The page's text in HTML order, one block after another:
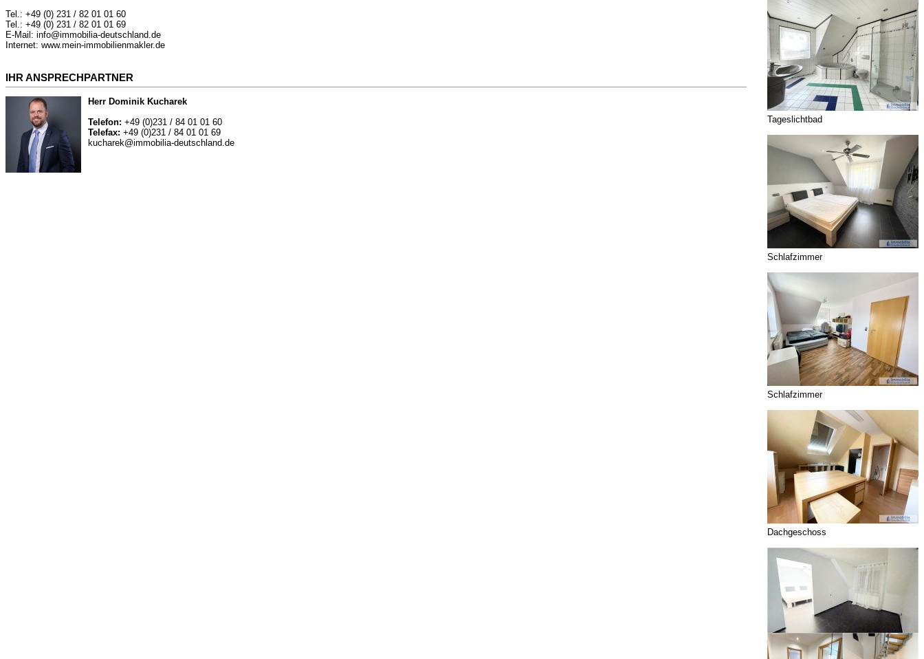
Tel.: +49 (0) 231 / 82 01 01 60
Tel.: +49 (0) 231 / 82 01 01 69
E-Mail: info@immobilia-deutschland.de
Internet: www.mein-immobilienmakler.de
IHR ANSPRECHPARTNER
Herr Dominik Kucharek
Telefon: +49 (0)231 / 84 01 01 60
Telefax: +49 (0)231 / 84 01 01 69
kucharek@immobilia-deutschland.de
Tageslichtbad
Schlafzimmer
Schlafzimmer
Dachgeschoss